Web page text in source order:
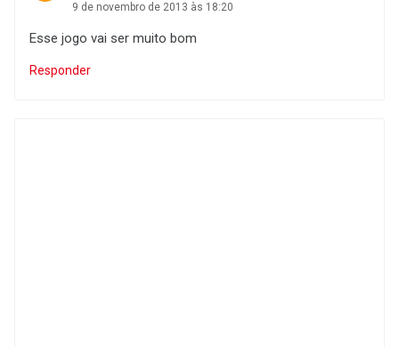
9 de novembro de 2013 às 18:20
Esse jogo vai ser muito bom
Responder